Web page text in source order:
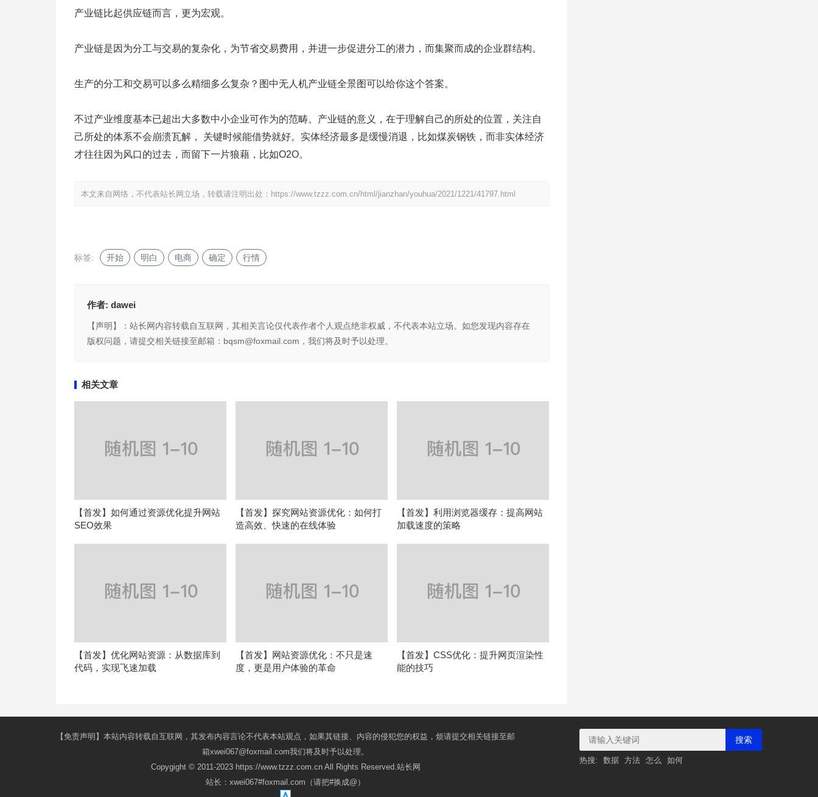
产业链比起供应链而言，更为宏观。
产业链是因为分工与交易的复杂化，为节省交易费用，并进一步促进分工的潜力，而集聚而成的企业群结构。
生产的分工和交易可以多么精细多么复杂？图中无人机产业链全景图可以给你这个答案。
不过产业维度基本已超出大多数中小企业可作为的范畴。产业链的意义，在于理解自己的所处的位置，关注自
己所处的体系不会崩溃瓦解， 关键时候能借势就好。实体经济最多是缓慢消退，比如煤炭钢铁，而非实体经济
才往往因为风口的过去，而留下一片狼藉，比如O2O。
本文来自网络，不代表站长网立场，转载请注明出处： https://www.tzzz.com.cn/html/jianzhan/youhua/2021/1221/41797.html
标签: 开始 明白 电商 确定 行情
作者: dawei
【声明】：站长网内容转载自互联网，其相关言论仅代表作者个人观点绝非权威，不代表本站立场。如您发现内容存在
版权问题，请提交相关链接至邮箱：bqsm@foxmail.com，我们将及时予以处理。
相关文章
【首发】如何通过资源优化提升网站
SEO效果
【首发】探究网站资源优化：如何打
造高效、快速的在线体验
【首发】利用浏览器缓存：提高网站
加载速度的策略
【首发】优化网站资源：从数据库到
代码，实现飞速加载
【首发】网站资源优化：不只是速
度，更是用户体验的革命
【首发】CSS优化：提升网页渲染性
能的技巧
【免责声明】本站内容转载自互联网，其发布内容言论不代表本站观点，如果其链接、内容的侵犯您的权益，烦请提交相关链接至邮
箱xwei067@foxmail.com我们将及时予以处理。
Copygight © 2011-2023 https://www.tzzz.com.cn All Rights Reserved.站长网
站长：xwei067#foxmail.com（请把#换成@）
搜索
热搜: 数据 方法 怎么 如何